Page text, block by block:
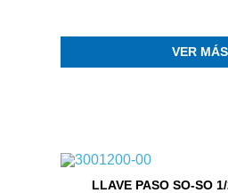
VER MÁS
LLAVE PASO SO-SO